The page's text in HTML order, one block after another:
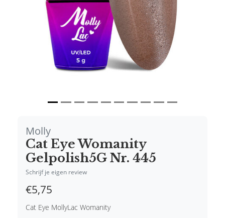
Molly
Cat Eye Womanity
Gelpolish5G Nr. 445
Schrijf je eigen review
€5,75
Cat Eye MollyLac Womanity